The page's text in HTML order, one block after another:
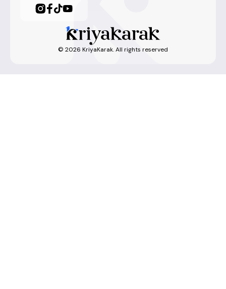
© 2026 KriyaKarak. All rights reserved